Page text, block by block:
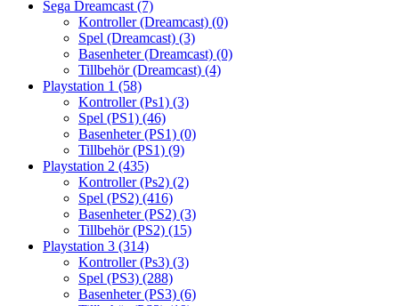
Sega Dreamcast (7)
Kontroller (Dreamcast) (0)
Spel (Dreamcast) (3)
Basenheter (Dreamcast) (0)
Tillbehör (Dreamcast) (4)
Playstation 1 (58)
Kontroller (Ps1) (3)
Spel (PS1) (46)
Basenheter (PS1) (0)
Tillbehör (PS1) (9)
Playstation 2 (435)
Kontroller (Ps2) (2)
Spel (PS2) (416)
Basenheter (PS2) (3)
Tillbehör (PS2) (15)
Playstation 3 (314)
Kontroller (Ps3) (3)
Spel (PS3) (288)
Basenheter (PS3) (6)